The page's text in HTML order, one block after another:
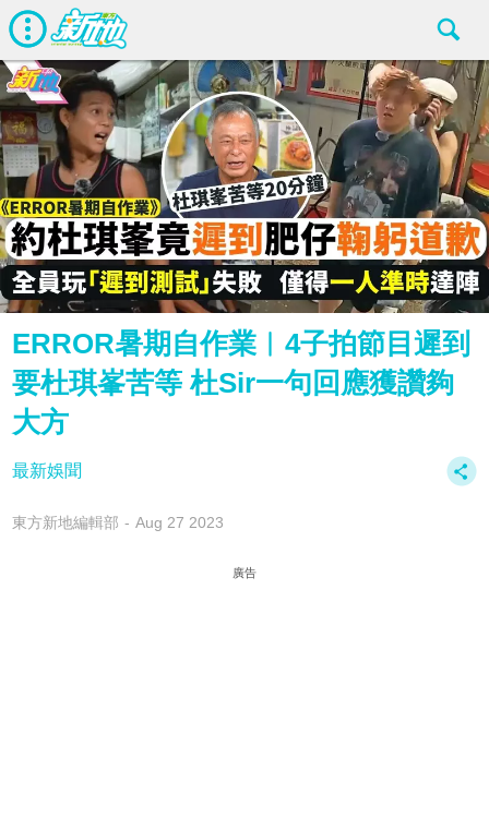
ERROR暑期自作業︱4子拍節目遲到
要杜琪峯苦等 杜Sir一句回應獲讚夠
大方
最新娛聞
東方新地編輯部 Aug 27 2023
廣告